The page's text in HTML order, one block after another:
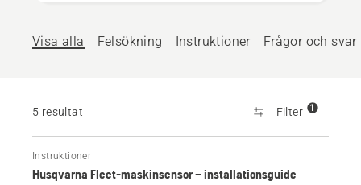
till?
Visa alla Felsökning Instruktioner Frågor och svar
5 resultat Filter 1
Instruktioner
Husqvarna Fleet-maskinsensor – installationsguide